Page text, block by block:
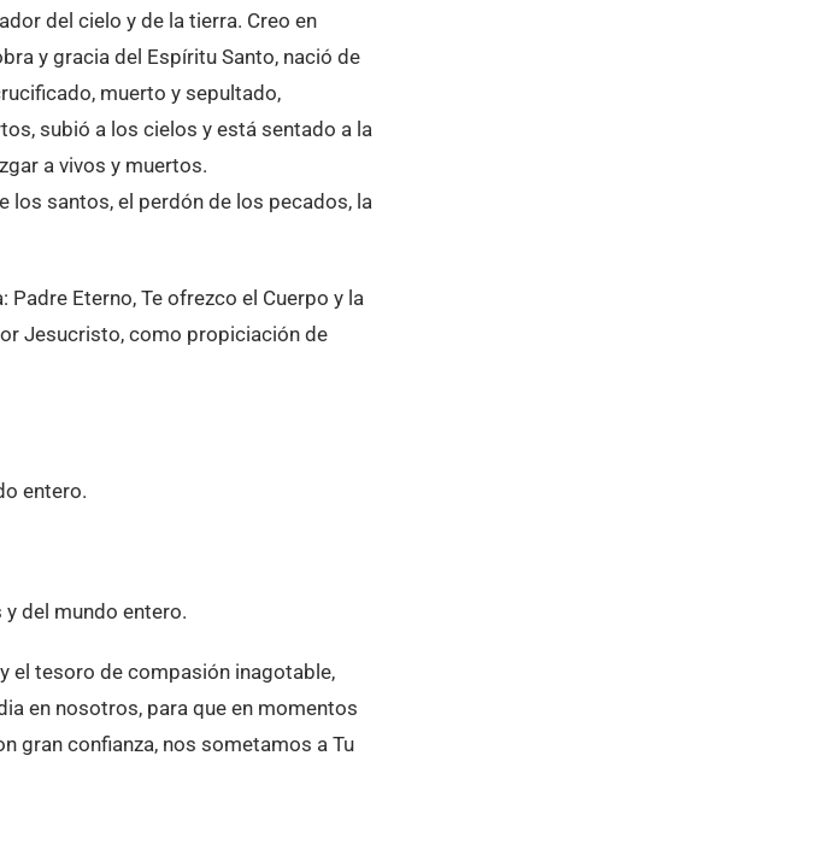
del cielo y de la tierra. Creo en
y gracia del Espíritu Santo, nació de
muerto y sepultado,
subió a los cielos y está sentado a la
a vivos y muertos.
los santos, el perdón de los pecados, la
Padre Eterno, Te ofrezco el Cuerpo y la
Jesucristo, como propiciación de
entero.
del mundo entero.
el tesoro de compasión inagotable,
en nosotros, para que en momentos
gran confianza, nos sometamos a Tu